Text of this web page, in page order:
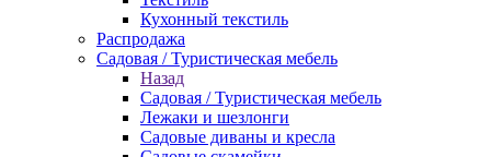
Кухонный текстиль
Распродажа
Садовая / Туристическая мебель
Назад
Садовая / Туристическая мебель
Лежаки и шезлонги
Садовые диваны и кресла